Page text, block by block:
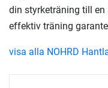
din styrketräning till
effektiv träning
visa alla NOHRD